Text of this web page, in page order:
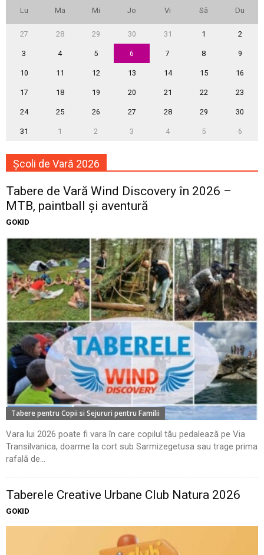
Lu Ma Mi Jo Vi Sâ Du
27 28 29 30 31 1 2
3 4 5 6 7 8 9
10 11 12 13 14 15 16
17 18 19 20 21 22 23
24 25 26 27 28 29 30
31 1 2 3 4 5 6
Școli de Vară 2026
Tabere de Vară Wind Discovery în 2026 –
MTB, paintball și aventură
GOKID
Tabere pentru Copii si Sejururi pentru Familii
Vara lui 2026 poate fi vara în care copilul tău pedalează pe Via
Transilvanica, doarme la cort sub Sarmizegetusa sau trage prima
rafală de...
Taberele Creative Urbane Club Natura 2026
GOKID